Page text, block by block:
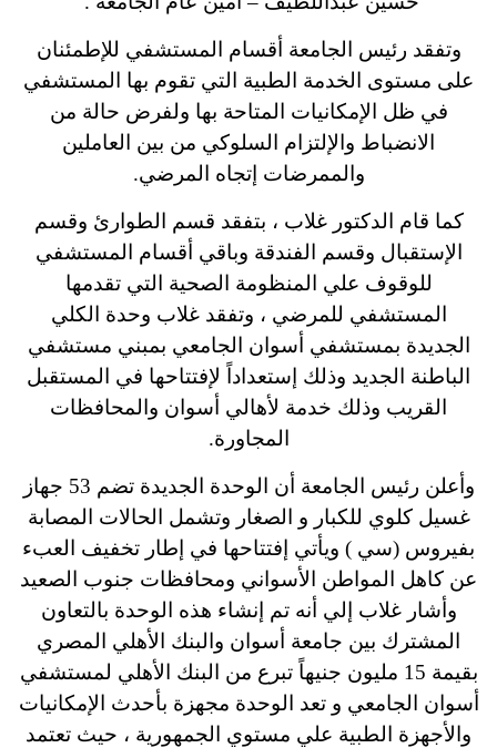
وتفقد رئيس الجامعة أقسام المستشفي للإطمئنان
على مستوى الخدمة الطبية التي تقوم بها المستشفي
في ظل الإمكانيات المتاحة بها ولفرض حالة من
الانضباط والإلتزام السلوكي من بين العاملين
والممرضات إتجاه المرضي.
كما قام الدكتور غلاب ، بتفقد قسم الطوارئ وقسم
الإستقبال وقسم الفندقة وباقي أقسام المستشفي
للوقوف علي المنظومة الصحية التي تقدمها
المستشفي للمرضي ، وتفقد غلاب وحدة الكلي
الجديدة بمستشفي أسوان الجامعي بمبني مستشفي
الباطنة الجديد وذلك إستعداداً لإفتتاحها في المستقبل
القريب وذلك خدمة لأهالي أسوان والمحافظات
المجاورة.
وأعلن رئيس الجامعة أن الوحدة الجديدة تضم 53 جهاز
غسيل كلوي للكبار و الصغار وتشمل الحالات المصابة
بفيروس (سي ) ويأتي إفتتاحها في إطار تخفيف العبء
عن كاهل المواطن الأسواني ومحافظات جنوب الصعيد
وأشار غلاب إلي أنه تم إنشاء هذه الوحدة بالتعاون
المشترك بين جامعة أسوان والبنك الأهلي المصري
بقيمة 15 مليون جنيهاً تبرع من البنك الأهلي لمستشفي
أسوان الجامعي و تعد الوحدة مجهزة بأحدث الإمكانيات
والأجهزة الطبية علي مستوي الجمهورية ، حيث تعتمد